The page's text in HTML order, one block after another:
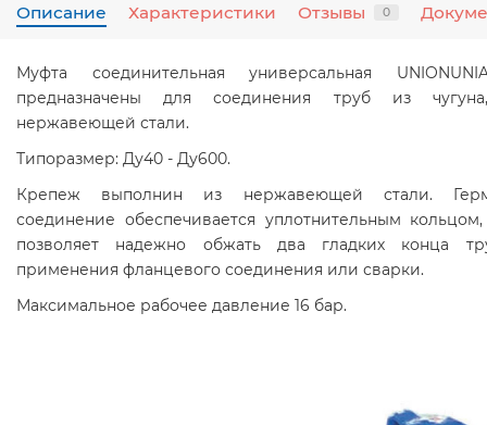
Описание Характеристики Отзывы 0
Муфта соединительная универсальная
предназначены для соединения труб из
нержавеющей стали.
Типоразмер: Ду40 - Ду600.
Крепеж выполнин из нержавеющей стали.
соединение обеспечивается уплотнительным
позволяет надежно обжать два гладких конца
применения фланцевого соединения или сварки.
Максимальное рабочее давление 16 бар.